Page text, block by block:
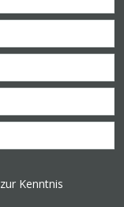
zur Kenntnis